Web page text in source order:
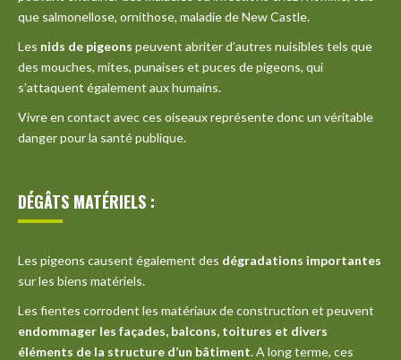
que salmonellose, ornithose, maladie de New Castle.
Les nids de pigeons peuvent abriter d’autres nuisibles tels que
des mouches, mites, punaises et puces de pigeons, qui
s’attaquent également aux humains.
Vivre en contact avec ces oiseaux représente donc un véritable
danger pour la santé publique.
DÉGÂTS MATÉRIELS :
Les pigeons causent également des dégradations importantes
sur les biens matériels.
Les fientes corrodent les matériaux de construction et peuvent
endommager les façades, balcons, toitures et divers
éléments de la structure d’un bâtiment. A long terme, ces